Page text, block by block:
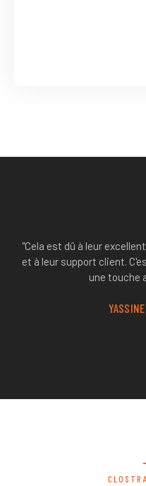
"Cela est dû à leur
et à leur support client.
une touche